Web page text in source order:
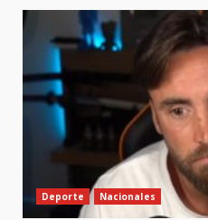
Deporte Nacionales